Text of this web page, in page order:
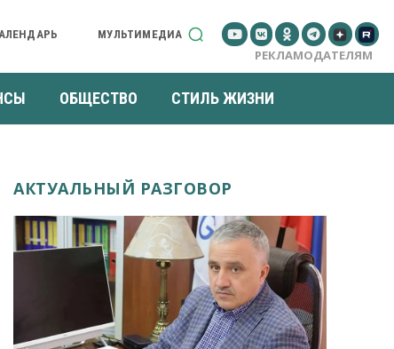
МУЛЬТИМЕДИА
РЕКЛАМОДАТЕЛЯМ
ОБЩЕСТВО СТИЛЬ ЖИЗНИ
АКТУАЛЬНЫЙ РАЗГОВОР